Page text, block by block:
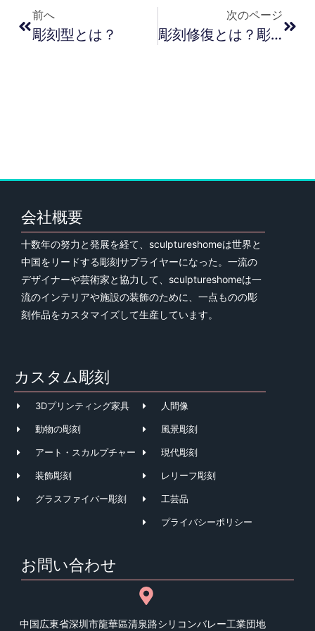
前へ
彫刻型とは？
次のページ
彫刻修復とは？彫刻の修復と保存の究極のガイド
会社概要
十数年の努力と発展を経て、sculptureshomeは世界と
中国をリードする彫刻サプライヤーになった。一流の
デザイナーや芸術家と協力して、sculptureshomeは一
流のインテリアや施設の装飾のために、一点ものの彫
刻作品をカスタマイズして生産しています。
カスタム彫刻
3Dプリンティング家具
動物の彫刻
アート・スカルプチャー
装飾彫刻
グラスファイバー彫刻
人間像
風景彫刻
現代彫刻
レリーフ彫刻
工芸品
プライバシーポリシー
お問い合わせ
中国広東省深圳市龍華區清泉路シリコンバレー工業団地